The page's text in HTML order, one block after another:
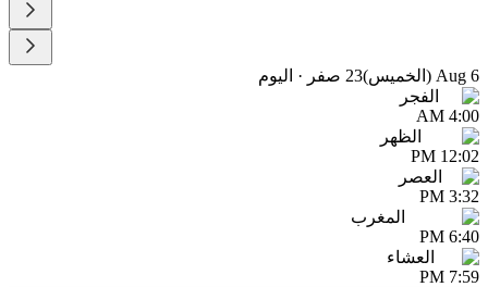
6 Aug (الخميس) 23 صفر · اليوم
الفجر
4:00 AM
الظهر
12:02 PM
العصر
3:32 PM
المغرب
6:40 PM
العشاء
7:59 PM